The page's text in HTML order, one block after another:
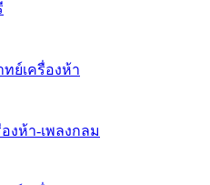
ย์เครื่องห้า
งห้า-เพลงกลม